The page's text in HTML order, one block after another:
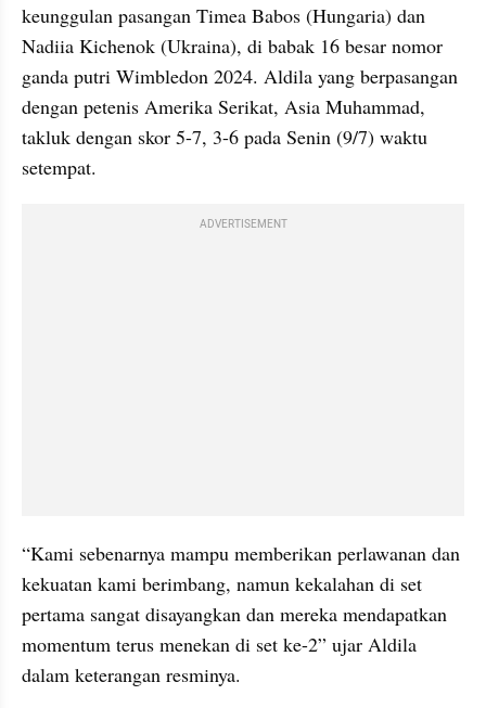
keunggulan pasangan Timea Babos (Hungaria) dan
Nadiia Kichenok (Ukraina), di babak 16 besar nomor
ganda putri Wimbledon 2024. Aldila yang berpasangan
dengan petenis Amerika Serikat, Asia Muhammad,
takluk dengan skor 5-7, 3-6 pada Senin (9/7) waktu
setempat.
ADVERTISEMENT
“Kami sebenarnya mampu memberikan perlawanan dan
kekuatan kami berimbang, namun kekalahan di set
pertama sangat disayangkan dan mereka mendapatkan
momentum terus menekan di set ke-2” ujar Aldila
dalam keterangan resminya.